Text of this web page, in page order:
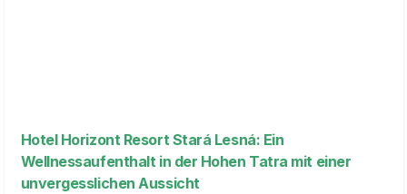
Hotel Horizont Resort Stará Lesná: Ein
Wellnessaufenthalt in der Hohen Tatra mit einer
unvergesslichen Aussicht